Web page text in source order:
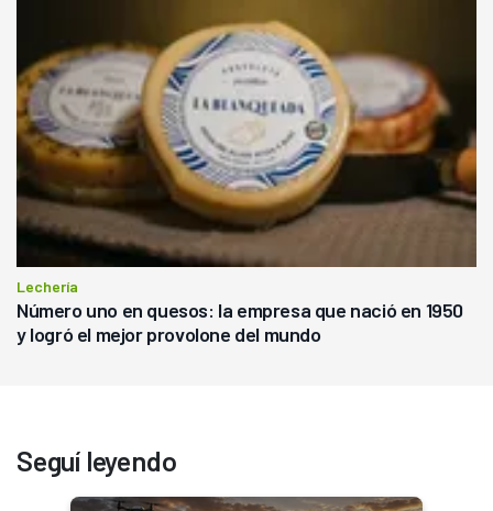
Lechería
Número uno en quesos: la empresa que nació en 1950
y logró el mejor provolone del mundo
Seguí leyendo